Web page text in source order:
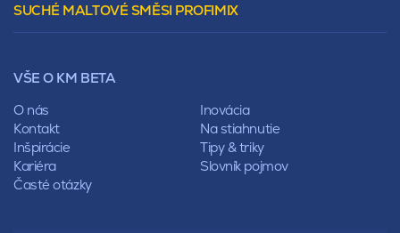
Mansardová
Pultová
Sedlová
Polovalbová
Stanová
Mansardová
Pultová
Hodonka
Preklady
Lícové murivo
Pálené zdivo Profiblok
Nosné murivo
Priečky
Vencovky
Preklady
SUCHÉ MALTOVÉ SMĚSI PROFIMIX
VŠE O KM BETA
O nás
Inovácia
Kontakt
Na stiahnutie
Inšpirácie
Tipy & triky
Kariéra
Slovník pojmov
Časté otázky